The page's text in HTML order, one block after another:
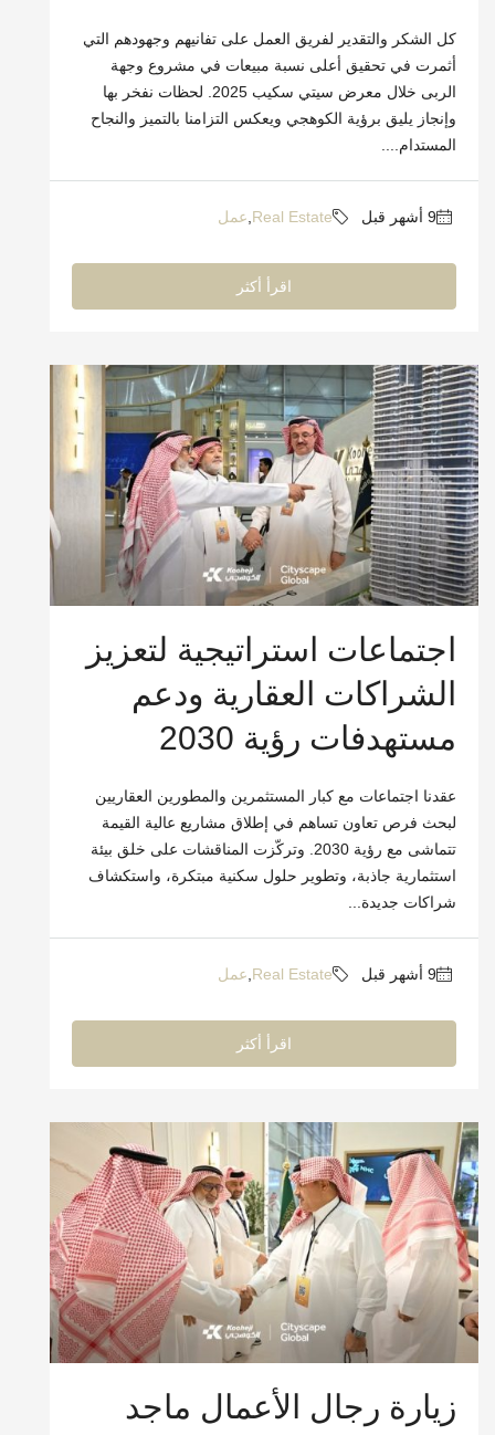
كل الشكر والتقدير لفريق العمل على تفانيهم وجهودهم التي
أثمرت في تحقيق أعلى نسبة مبيعات في مشروع وجهة
الربى خلال معرض سيتي سكيب 2025. لحظات نفخر بها
وإنجاز يليق برؤية الكوهجي ويعكس التزامنا بالتميز والنجاح
المستدام....
Real Estate عمل
اقرأ أكثر
اجتماعات استراتيجية لتعزيز
الشراكات العقارية ودعم
مستهدفات رؤية 2030
عقدنا اجتماعات مع كبار المستثمرين والمطورين العقاريين
لبحث فرص تعاون تساهم في إطلاق مشاريع عالية القيمة
تتماشى مع رؤية 2030. وتركّزت المناقشات على خلق بيئة
استثمارية جاذبة، وتطوير حلول سكنية مبتكرة، واستكشاف
شراكات جديدة...
Real Estate عمل
اقرأ أكثر
زيارة رجال الأعمال ماجد